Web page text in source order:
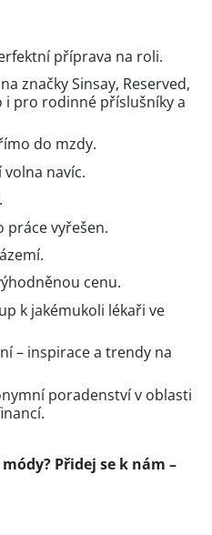
příprava na roli.
značky Sinsay, Reserved,
i pro rodinné příslušníky a
do mzdy.
volna navíc.
práce vyřešen.
cenu.
k jakémukoli lékaři ve
– inspirace a trendy na
poradenství v oblasti
Přidej se k nám –